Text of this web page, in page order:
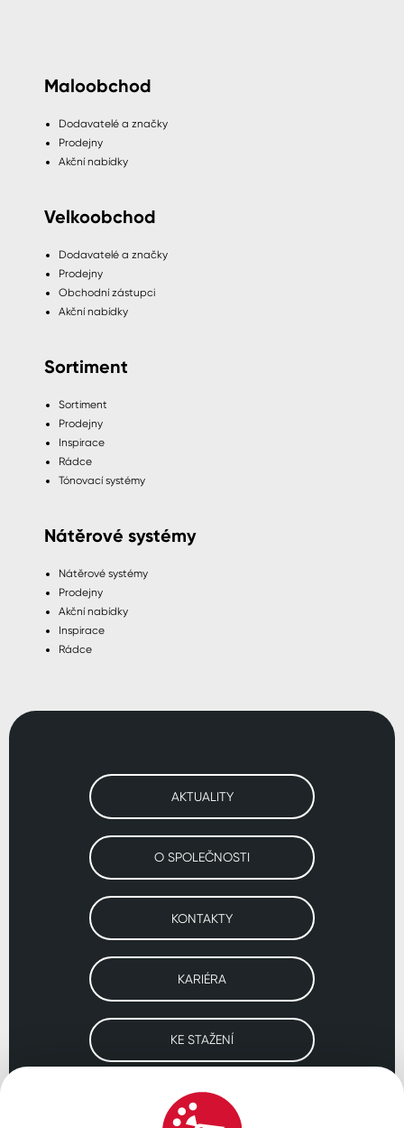
Maloobchod
Dodavatelé a značky
Prodejny
Akční nabídky
Velkoobchod
Dodavatelé a značky
Prodejny
Obchodní zástupci
Akční nabídky
Sortiment
Sortiment
Prodejny
Inspirace
Rádce
Tónovací systémy
Nátěrové systémy
Nátěrové systémy
Prodejny
Akční nabídky
Inspirace
Rádce
AKTUALITY
O SPOLEČNOSTI
KONTAKTY
KARIÉRA
KE STAŽENÍ
Navštivte naše pobočky